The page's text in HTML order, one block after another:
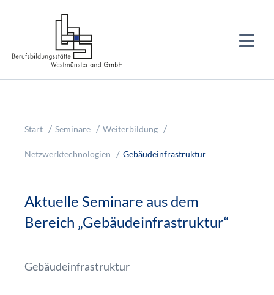
Start Seminare Weiterbildung
Netzwerktechnologien Gebäudeinfrastruktur
Aktuelle Seminare aus dem
Bereich „Gebäudeinfrastruktur“
Gebäudeinfrastruktur